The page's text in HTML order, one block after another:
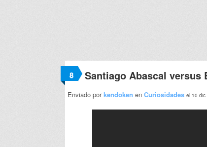
8 Santiago Abascal versus
Enviado porkendoken en Curiosidades el 10